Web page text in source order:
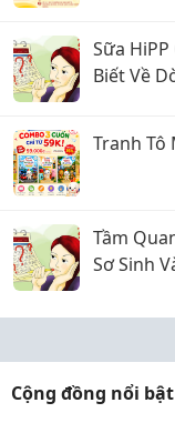
Sữa
Biết Về
Tranh Tô
Tầm
Sơ Sinh
Cộng đồng nổi bật